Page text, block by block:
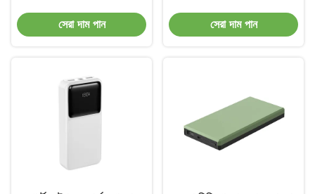
পাওয়ার ব্যাংক স্ক্রিন প্রদর্শন
সেরা দাম পান
পাওয়ার ব্যাংক চার্জার প্লাগ ইন
দ্রুত চার্জিং
সেরা দাম পান